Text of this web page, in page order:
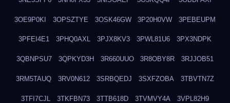
3OE9P0KI 3OPSZTYE 3OSK46GW 3P20H0VW 3PEBEUPM
3PFEI4E1 3PHQ0AXL 3PJX8KV3 3PWL81U6 3PX3NDPK
3QBNPSU7 3QPKYD3H 3R660UUO 3R8OBY8R 3RJJOB51
3RM5TAUQ 3RV0N612 3SRBQEDJ 3SXFZOBA 3TBVTN7Z
3TFI7CJL 3TKFBN73 3TTB618D 3TVMVY4A 3VPL82H9